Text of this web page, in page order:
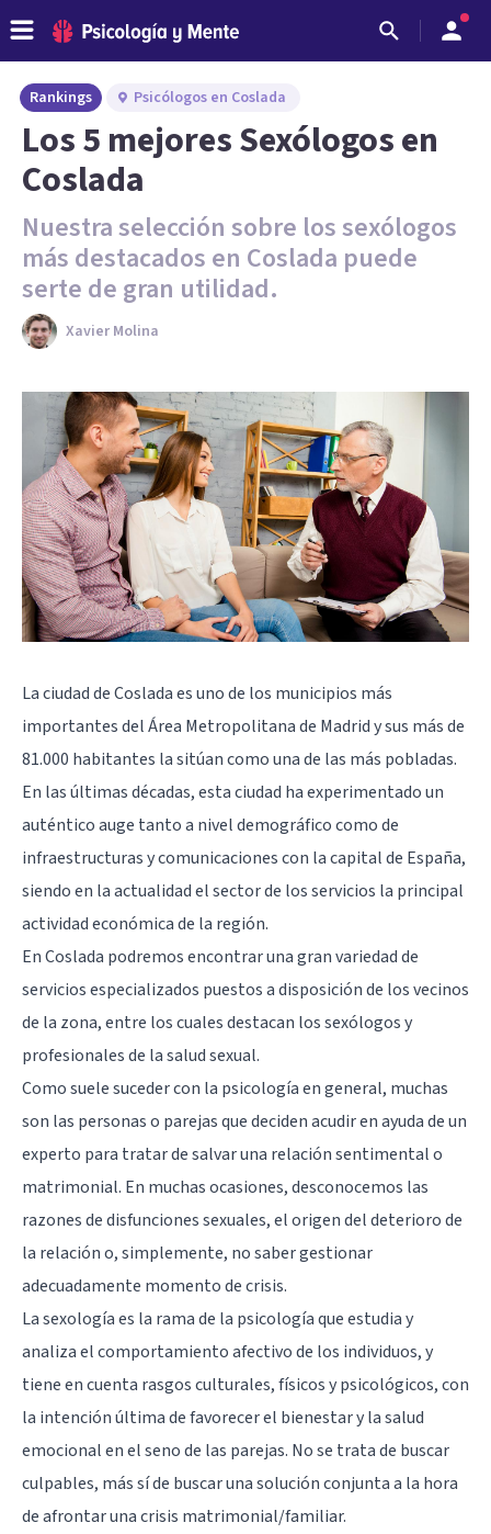
Rankings Psicólogos en Coslada
Los 5 mejores Sexólogos en
Coslada
Nuestra selección sobre los sexólogos
más destacados en Coslada puede
serte de gran utilidad.
Xavier Molina
La ciudad de Coslada es uno de los municipios más
importantes del Área Metropolitana de Madrid y sus más de
81.000 habitantes la sitúan como una de las más pobladas.
En las últimas décadas, esta ciudad ha experimentado un
auténtico auge tanto a nivel demográfico como de
infraestructuras y comunicaciones con la capital de España,
siendo en la actualidad el sector de los servicios la principal
actividad económica de la región.
En Coslada podremos encontrar una gran variedad de
servicios especializados puestos a disposición de los vecinos
de la zona, entre los cuales destacan los sexólogos y
profesionales de la salud sexual.
Como suele suceder con la psicología en general, muchas
son las personas o parejas que deciden acudir en ayuda de un
experto para tratar de salvar una relación sentimental o
matrimonial. En muchas ocasiones, desconocemos las
razones de disfunciones sexuales, el origen del deterioro de
la relación o, simplemente, no saber gestionar
adecuadamente momento de crisis.
La sexología es la rama de la psicología que estudia y
analiza el comportamiento afectivo de los individuos, y
tiene en cuenta rasgos culturales, físicos y psicológicos, con
la intención última de favorecer el bienestar y la salud
emocional en el seno de las parejas. No se trata de buscar
culpables, más sí de buscar una solución conjunta a la hora
de afrontar una crisis matrimonial/familiar.